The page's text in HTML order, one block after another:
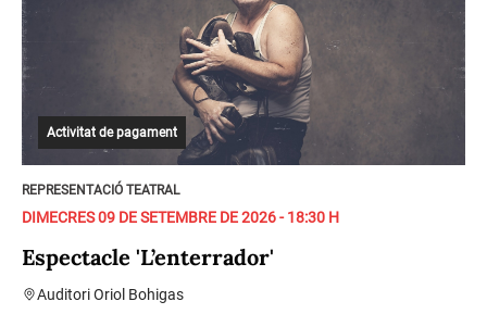
Activitat de pagament
REPRESENTACIÓ TEATRAL
DIMECRES 09 DE SETEMBRE DE 2026 - 18:30 H
Espectacle 'L’enterrador'
Auditori Oriol Bohigas